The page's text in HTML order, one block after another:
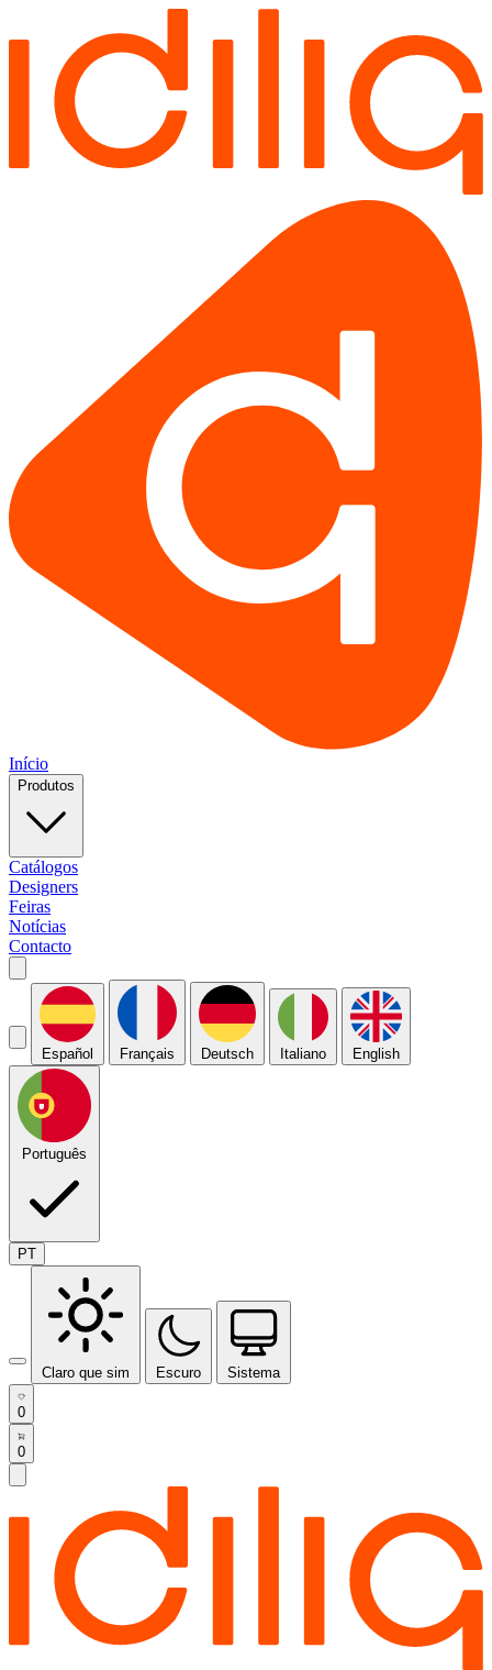
Início
Produtos
Catálogos
Designers
Feiras
Notícias
Contacto
Español Français Deutsch Italiano English
Português
PT
Claro que sim Escuro Sistema
0
0